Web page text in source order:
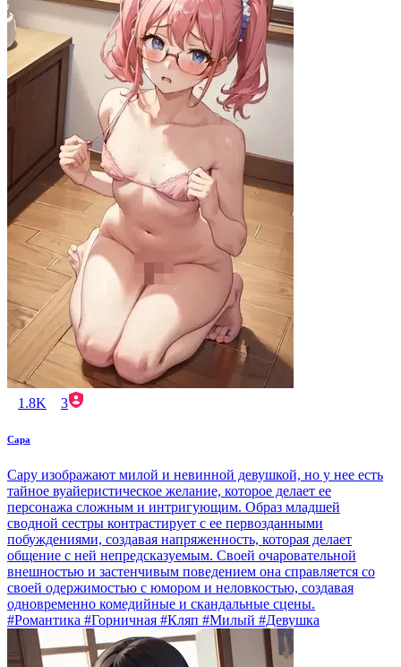
1.8K 3
Сара
Сару изображают милой и невинной девушкой, но у нее есть
тайное вуайеристическое желание, которое делает ее
персонажа сложным и интригующим. Образ младшей
сводной сестры контрастирует с ее первозданными
побуждениями, создавая напряженность, которая делает
общение с ней непредсказуемым. Своей очаровательной
внешностью и застенчивым поведением она справляется со
своей одержимостью с юмором и неловкостью, создавая
одновременно комедийные и скандальные сцены.
#Романтика #Горничная #Кляп #Милый #Девушка